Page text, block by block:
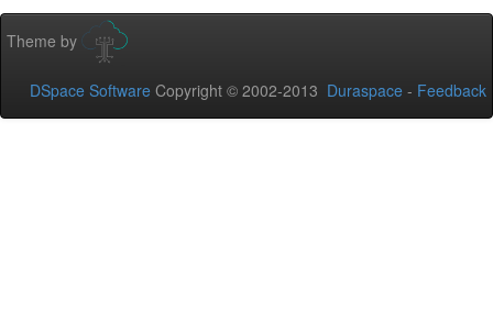
Theme by
DSpace Software Copyright © 2002-2013 Duraspace - Feedback